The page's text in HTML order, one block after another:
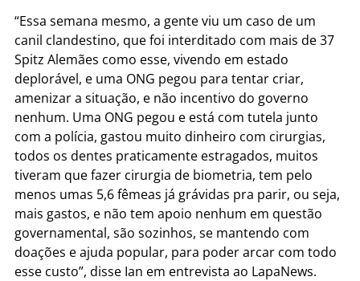
“Essa semana mesmo, a gente viu um caso de um
canil clandestino, que foi interditado com mais de 37
Spitz Alemães como esse, vivendo em estado
deplorável, e uma ONG pegou para tentar criar,
amenizar a situação, e não incentivo do governo
nenhum. Uma ONG pegou e está com tutela junto
com a polícia, gastou muito dinheiro com cirurgias,
todos os dentes praticamente estragados, muitos
tiveram que fazer cirurgia de biometria, tem pelo
menos umas 5,6 fêmeas já grávidas pra parir, ou seja,
mais gastos, e não tem apoio nenhum em questão
governamental, são sozinhos, se mantendo com
doações e ajuda popular, para poder arcar com todo
esse custo”, disse Ian em entrevista ao LapaNews.